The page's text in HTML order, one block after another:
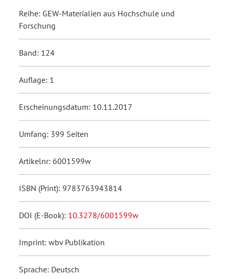
Reihe: GEW-Materialien aus Hochschule und
Forschung
Band: 124
Auflage: 1
Erscheinungsdatum: 10.11.2017
Umfang: 399 Seiten
Artikelnr: 6001599w
ISBN (Print): 9783763943814
DOI (E-Book): 10.3278/6001599w
Imprint: wbv Publikation
Sprache: Deutsch